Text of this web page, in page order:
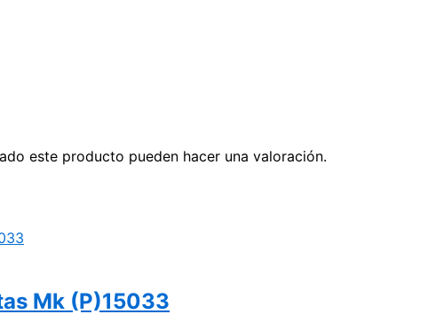
este producto pueden hacer una valoración.
Mk (P)15033